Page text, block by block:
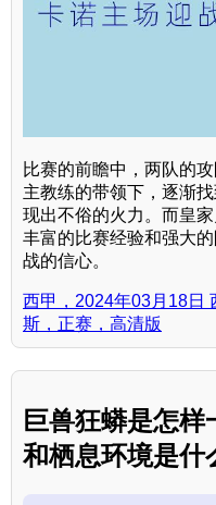
比赛的前瞻中，两队的
主教练的带领下，逐渐
现出不俗的火力。而皇
丰富的比赛经验和强大
战的信心。
西甲，2024年03月18日
斯，正赛，高清版
巨兽狂蟒是怎
和栖息环境是什